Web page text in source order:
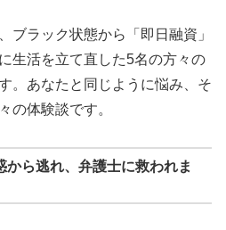
ブラック状態から「即日融資」
生活を立て直した5名の方々の
。あなたと同じように悩み、そ
の体験談です。
ら逃れ、弁護士に救われま